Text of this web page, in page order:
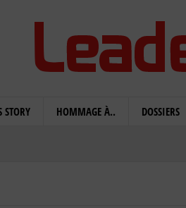
STORY HOMMAGE À.. DOSSIERS